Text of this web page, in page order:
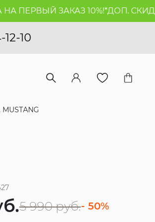
ПЕРВЫЙ ЗАКАЗ 10%!*ДОП. СКИДКА
10
5 990 руб.- 50%